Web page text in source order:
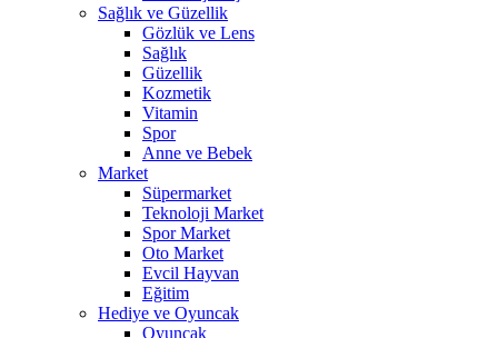
Sağlık ve Güzellik
Gözlük ve Lens
Sağlık
Güzellik
Kozmetik
Vitamin
Spor
Anne ve Bebek
Market
Süpermarket
Teknoloji Market
Spor Market
Oto Market
Evcil Hayvan
Eğitim
Hediye ve Oyuncak
Oyuncak